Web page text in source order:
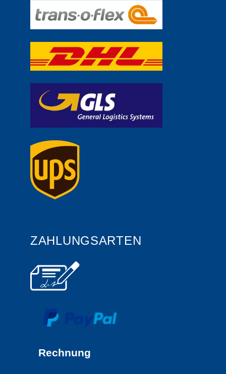
ZAHLUNGSARTEN
Rechnung